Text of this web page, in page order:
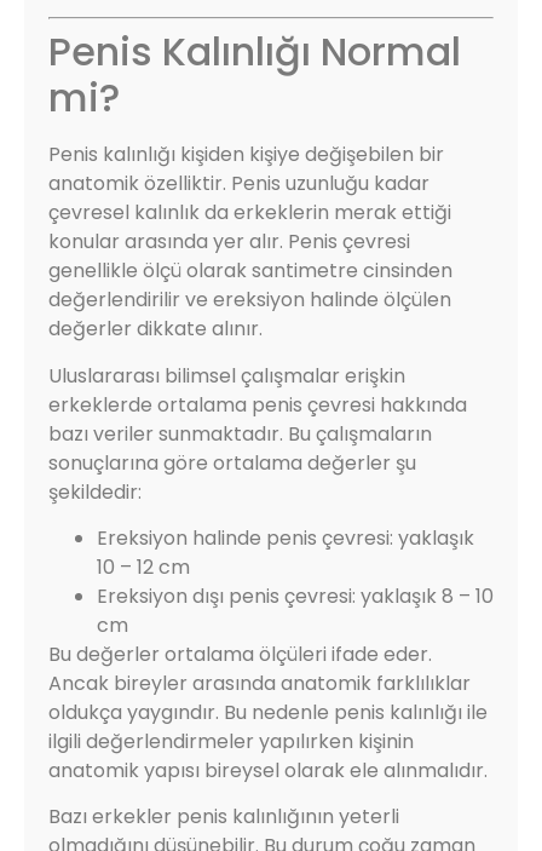
Penis Kalınlığı Normal
mi?
Penis kalınlığı kişiden kişiye değişebilen bir
anatomik özelliktir. Penis uzunluğu kadar
çevresel kalınlık da erkeklerin merak ettiği
konular arasında yer alır. Penis çevresi
genellikle ölçü olarak santimetre cinsinden
değerlendirilir ve ereksiyon halinde ölçülen
değerler dikkate alınır.
Uluslararası bilimsel çalışmalar erişkin
erkeklerde ortalama penis çevresi hakkında
bazı veriler sunmaktadır. Bu çalışmaların
sonuçlarına göre ortalama değerler şu
şekildedir:
Ereksiyon halinde penis çevresi: yaklaşık
10 – 12 cm
Ereksiyon dışı penis çevresi: yaklaşık 8 – 10
cm
Bu değerler ortalama ölçüleri ifade eder.
Ancak bireyler arasında anatomik farklılıklar
oldukça yaygındır. Bu nedenle penis kalınlığı ile
ilgili değerlendirmeler yapılırken kişinin
anatomik yapısı bireysel olarak ele alınmalıdır.
Bazı erkekler penis kalınlığının yeterli